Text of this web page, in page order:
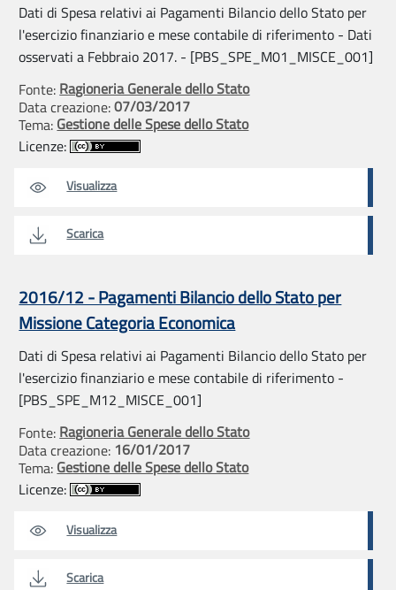
Dati di Spesa relativi ai Pagamenti Bilancio dello Stato per
l'esercizio finanziario e mese contabile di riferimento - Dati
osservati a Febbraio 2017. - [PBS_SPE_M01_MISCE_001]
Fonte: Ragioneria Generale dello Stato
Data creazione:07/03/2017
Tema: Gestione delle Spese dello Stato
Licenze:
Visualizza
Scarica
2016/12 - Pagamenti Bilancio dello Stato per
Missione Categoria Economica
Dati di Spesa relativi ai Pagamenti Bilancio dello Stato per
l'esercizio finanziario e mese contabile di riferimento -
[PBS_SPE_M12_MISCE_001]
Fonte: Ragioneria Generale dello Stato
Data creazione: 16/01/2017
Tema: Gestione delle Spese dello Stato
Licenze:
Visualizza
Scarica